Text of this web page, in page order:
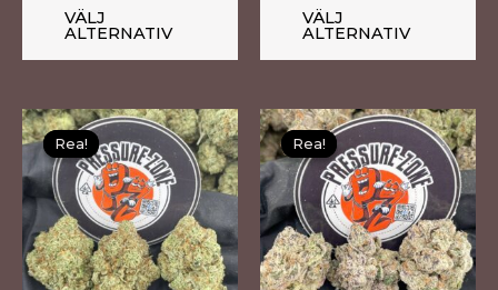
VÄLJ
ALTERNATIV
produktsidan
VÄLJ
ALTERNATIV
Rea!
Rea!
Den
här
produkten
har
flera
varianter.
Rea!
Rea!